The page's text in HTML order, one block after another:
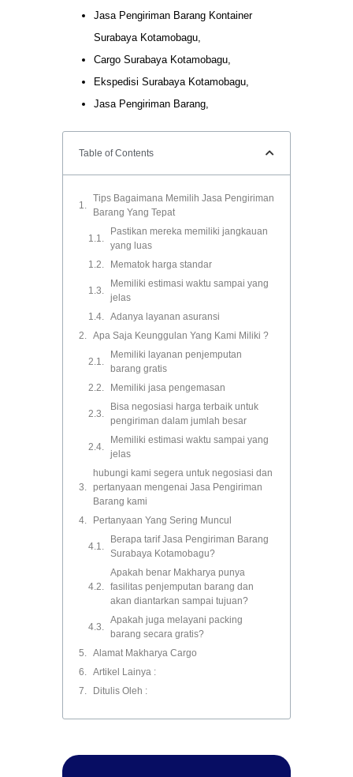
Jasa Pengiriman Barang Kontainer
Surabaya Kotamobagu,
Cargo Surabaya Kotamobagu,
Ekspedisi Surabaya Kotamobagu,
Jasa Pengiriman Barang,
Table of Contents
Tips Bagaimana Memilih Jasa Pengiriman
Barang Yang Tepat
Pastikan mereka memiliki jangkauan
yang luas
Mematok harga standar
Memiliki estimasi waktu sampai yang
jelas
Adanya layanan asuransi
Apa Saja Keunggulan Yang Kami Miliki ?
Memiliki layanan penjemputan
barang gratis
Memiliki jasa pengemasan
Bisa negosiasi harga terbaik untuk
pengiriman dalam jumlah besar
Memiliki estimasi waktu sampai yang
jelas
hubungi kami segera untuk negosiasi dan
pertanyaan mengenai Jasa Pengiriman
Barang kami
Pertanyaan Yang Sering Muncul
Berapa tarif Jasa Pengiriman Barang
Surabaya Kotamobagu?
Apakah benar Makharya punya
fasilitas penjemputan barang dan
akan diantarkan sampai tujuan?
Apakah juga melayani packing
barang secara gratis?
Alamat Makharya Cargo
Artikel Lainya :
Ditulis Oleh :